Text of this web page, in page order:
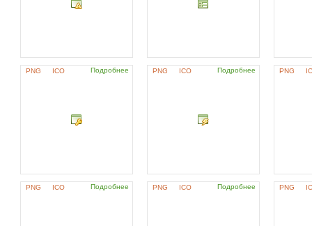
PNG ICO Подробнее PNG ICO Подробнее PNG
PNG ICO Подробнее PNG ICO Подробнее PNG